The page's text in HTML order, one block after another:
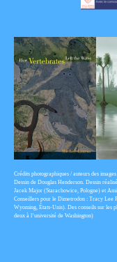
Crédits photographiques / auteurs des images
Dessin de Douglas Henderson. Dessin
Jacek Major (Starachowice, Pologne) et
Conseillers pour le Dimetrodon : Tracy Lee
Wyoming, États-Unis). Des conseils sur les
deux à l’université de Washington)